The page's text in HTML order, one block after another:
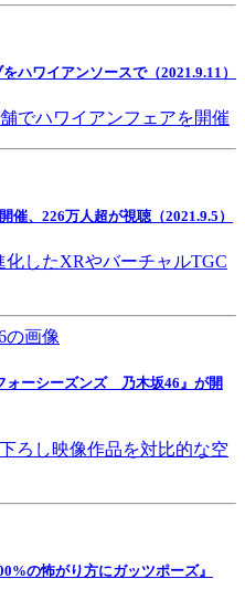
ハワイアンソースで（2021.9.11）
でハワイアンフェアを開催
催、226万人超が視聴（2021.9.5）
したXRやバーチャルTGC
ォーシーズンズ 乃木坂46』が開
ろし映像作品を対比的な空
の怖がり方にガッツポーズ』